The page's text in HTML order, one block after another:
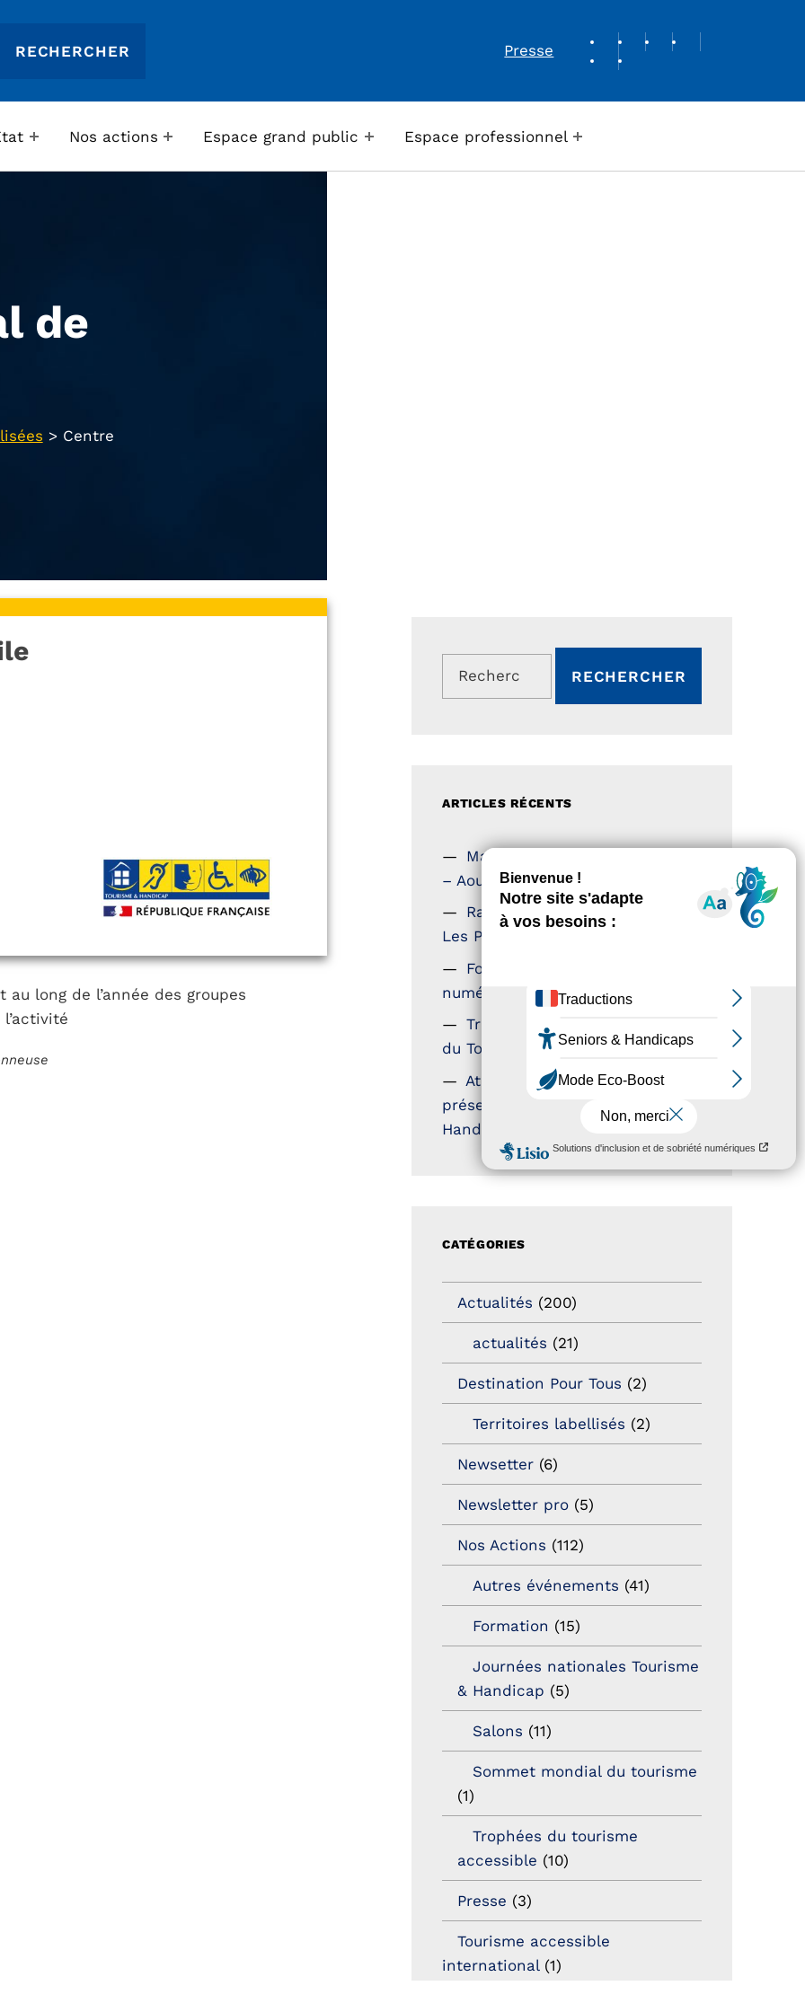
Presse
REVUE DE PRESSE
Nos actions Espace grand public Espace professionnel
de
> Centre
long de l’année des groupes
Rechercher :
ARTICLES RÉCENTS
Magazine Tourisme Accessible
– Aout 2026
Rallye Aicha des Gazelles –
Les Petillantes
Formation Communication
numérique
Trophées Horizons – Acteurs
du Tourisme Durable
Atout France – flyer
présentation label Tourisme &
Handicap
CATÉGORIES
Actualités (200)
actualités (21)
Destination Pour Tous (2)
Territoires labellisés (2)
Newsetter (6)
Newsletter pro (5)
Nos Actions (112)
Autres événements (41)
Formation (15)
Journées nationales Tourisme
& Handicap (5)
Salons (11)
Sommet mondial du tourisme
(1)
Trophées du tourisme
accessible (10)
Presse (3)
Tourisme accessible
international(1)